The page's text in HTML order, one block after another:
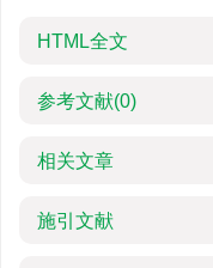
HTML全文
参考文献(0)
相关文章
施引文献